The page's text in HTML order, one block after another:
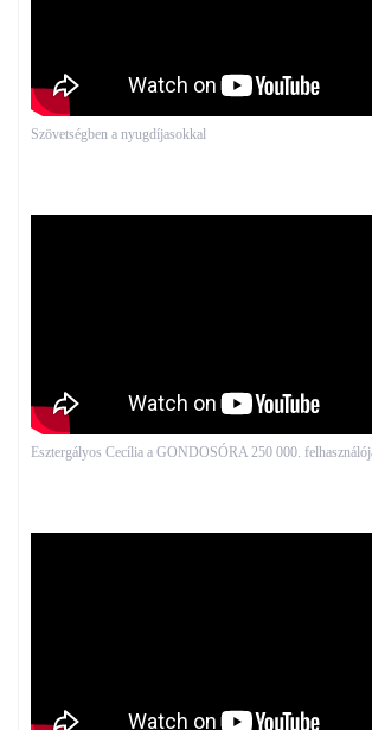
Szövetségben a nyugdíjasokkal
Esztergályos Cecília a GONDOSÓRA 250 000.